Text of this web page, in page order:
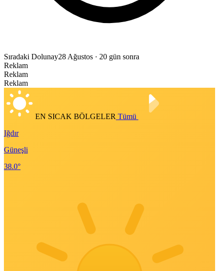
Sıradaki Dolunay28 Ağustos · 20 gün sonra
Reklam
Reklam
Reklam
EN SICAK BÖLGELER Tümü
Iğdır
Güneşli
38.0°